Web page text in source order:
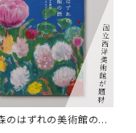
のはずれの美術館の